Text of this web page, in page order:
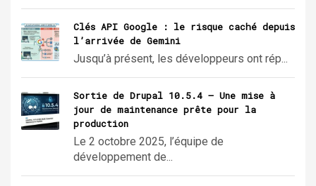
Clés API Google : le risque caché depuis
l’arrivée de Gemini
Jusqu’à présent, les développeurs ont rép...
Sortie de Drupal 10.5.4 – Une mise à
jour de maintenance prête pour la
production
Le 2 octobre 2025, l’équipe de
développement de...